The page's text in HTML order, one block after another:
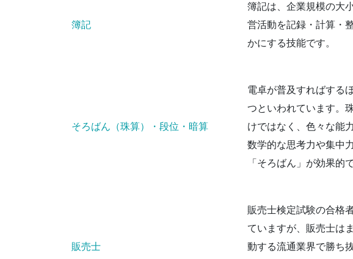
簿記
簿記は、企業規模の大
営活動を記録・計算・
かにする技能です。
そろばん（珠算）・段位・暗算
電卓が普及すればする
つといわれています。
けではなく、色々な能
数学的な思考力や集中
「そろばん」が効果的で
販売士
販売士検定試験の合格
ていますが、販売士は
動する流通業界で勝ち